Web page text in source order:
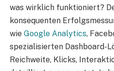
was wirklich funktioniert?
konsequenten
wie Google Analytics,
spezialisierten Dashboard-
Reichweite, Klicks,